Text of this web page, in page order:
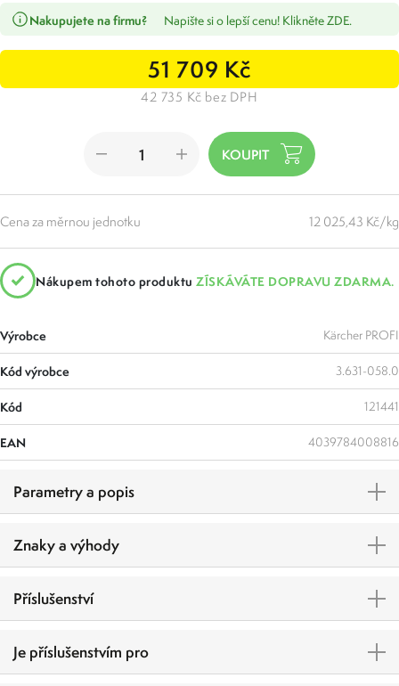
Nakupujete na firmu? Napište si o lepší cenu! Klikněte ZDE.
51 709 Kč
42 735 Kč bez DPH
Cena za měrnou jednotku 12 025,43 Kč/kg
Nákupem tohoto produktu ZÍSKÁVÁTE DOPRAVU ZDARMA.
Výrobce Kärcher PROFI
Kód výrobce 3.631-058.0
Kód 121441
EAN 4039784008816
Parametry a popis
Znaky a výhody
Příslušenství
Je příslušenstvím pro